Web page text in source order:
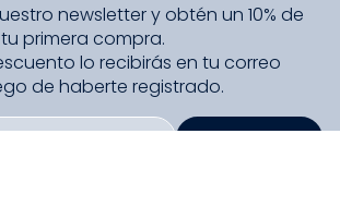
newsletter y obtén un 10% de
primera compra.
lo recibirás en tu correo
de haberte registrado.
SUSCRIBIRME